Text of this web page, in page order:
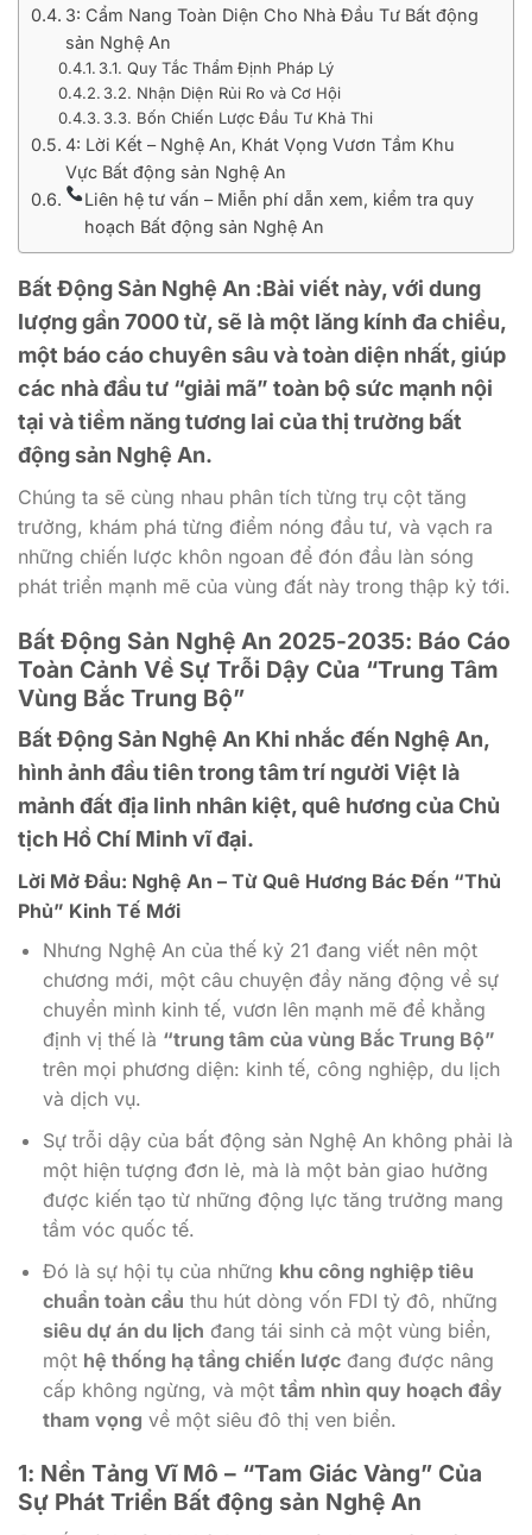
3: Cẩm Nang Toàn Diện Cho Nhà Đầu Tư Bất động
sản Nghệ An
3.1. Quy Tắc Thẩm Định Pháp Lý
3.2. Nhận Diện Rủi Ro và Cơ Hội
3.3. Bốn Chiến Lược Đầu Tư Khả Thi
4: Lời Kết – Nghệ An, Khát Vọng Vươn Tầm Khu
Vực Bất động sản Nghệ An
Liên hệ tư vấn – Miễn phí dẫn xem, kiểm tra quy
hoạch Bất động sản Nghệ An
Bất Động Sản Nghệ An :Bài viết này, với dung
lượng gần 7000 từ, sẽ là một lăng kính đa chiều,
một báo cáo chuyên sâu và toàn diện nhất, giúp
các nhà đầu tư “giải mã” toàn bộ sức mạnh nội
tại và tiềm năng tương lai của thị trường bất
động sản Nghệ An.
Chúng ta sẽ cùng nhau phân tích từng trụ cột tăng
trưởng, khám phá từng điểm nóng đầu tư, và vạch ra
những chiến lược khôn ngoan để đón đầu làn sóng
phát triển mạnh mẽ của vùng đất này trong thập kỷ tới.
Bất Động Sản Nghệ An 2025-2035: Báo Cáo
Toàn Cảnh Về Sự Trỗi Dậy Của “Trung Tâm
Vùng Bắc Trung Bộ”
Bất Động Sản Nghệ An Khi nhắc đến Nghệ An,
hình ảnh đầu tiên trong tâm trí người Việt là
mảnh đất địa linh nhân kiệt, quê hương của Chủ
tịch Hồ Chí Minh vĩ đại.
Lời Mở Đầu: Nghệ An – Từ Quê Hương Bác Đến “Thủ
Phủ” Kinh Tế Mới
Nhưng Nghệ An của thế kỷ 21 đang viết nên một
chương mới, một câu chuyện đầy năng động về sự
chuyển mình kinh tế, vươn lên mạnh mẽ để khẳng
định vị thế là “trung tâm của vùng Bắc Trung Bộ”
trên mọi phương diện: kinh tế, công nghiệp, du lịch
và dịch vụ.
Sự trỗi dậy của bất động sản Nghệ An không phải là
một hiện tượng đơn lẻ, mà là một bản giao hưởng
được kiến tạo từ những động lực tăng trưởng mang
tầm vóc quốc tế.
Đó là sự hội tụ của những khu công nghiệp tiêu
chuẩn toàn cầu thu hút dòng vốn FDI tỷ đô, những
siêu dự án du lịch đang tái sinh cả một vùng biển,
một hệ thống hạ tầng chiến lượcđang được nâng
cấp không ngừng, và một tầm nhìn quy hoạch đầy
tham vọng về một siêu đô thị ven biển.
1: Nền Tảng Vĩ Mô – “Tam Giác Vàng” Của
Sự Phát Triển Bất động sản Nghệ An